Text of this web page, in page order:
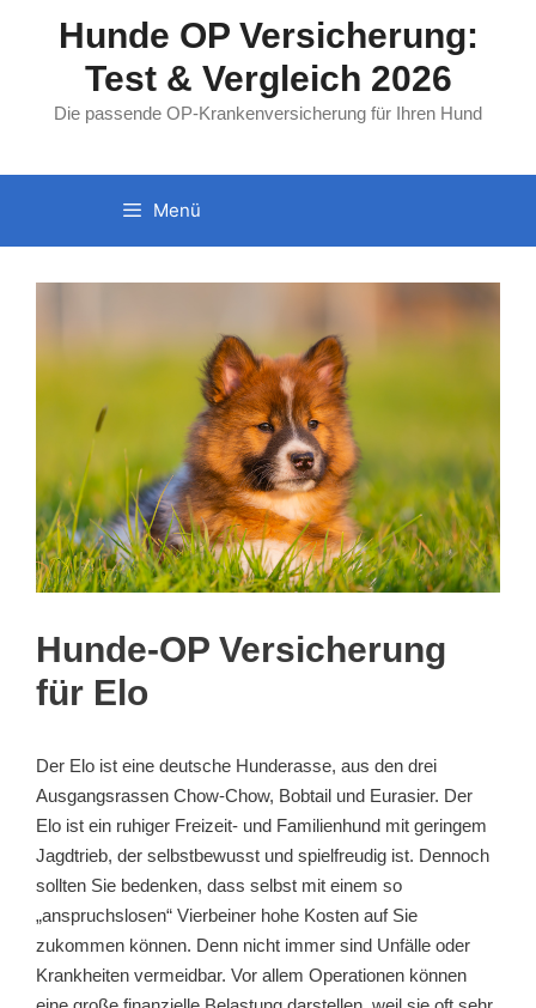
Hunde OP Versicherung:
Test & Vergleich 2026
Die passende OP-Krankenversicherung für Ihren Hund
Menü
Hunde-OP Versicherung
für Elo
Der Elo ist eine deutsche Hunderasse, aus den drei
Ausgangsrassen Chow-Chow, Bobtail und Eurasier. Der
Elo ist ein ruhiger Freizeit- und Familienhund mit geringem
Jagdtrieb, der selbstbewusst und spielfreudig ist. Dennoch
sollten Sie bedenken, dass selbst mit einem so
„anspruchslosen“ Vierbeiner hohe Kosten auf Sie
zukommen können. Denn nicht immer sind Unfälle oder
Krankheiten vermeidbar. Vor allem Operationen können